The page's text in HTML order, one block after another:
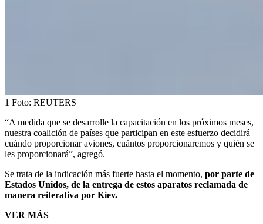
1 Foto: REUTERS
“A medida que se desarrolle la capacitación en los próximos meses,
nuestra coalición de países que participan en este esfuerzo decidirá
cuándo proporcionar aviones, cuántos proporcionaremos y quién se
les proporcionará”, agregó.
Se trata de la indicación más fuerte hasta el momento, por parte de
Estados Unidos, de la entrega de estos aparatos reclamada de
manera reiterativa por Kiev.
VER MÁS